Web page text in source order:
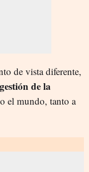
de vista diferente,
de la
el mundo, tanto a